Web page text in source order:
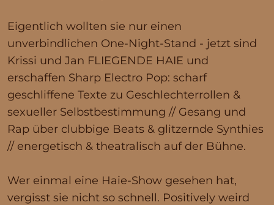
Eigentlich wollten sie nur einen
unverbindlichen One-Night-Stand - jetzt sind
Krissi und Jan FLIEGENDE HAIE und
erschaffen Sharp Electro Pop: scharf
geschliffene Texte zu Geschlechterrollen &
sexueller Selbstbestimmung // Gesang und
Rap über clubbige Beats & glitzernde Synthies
// energetisch & theatralisch auf der Bühne.
Wer einmal eine Haie-Show gesehen hat,
vergisst sie nicht so schnell. Positively weird